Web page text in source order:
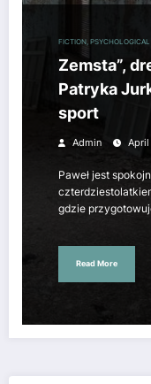
FICTION,
Zemsta”,
Patryka
sport
Admin April
Paweł jest
gdzie
Read More